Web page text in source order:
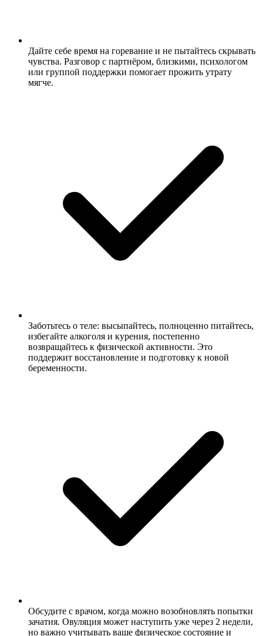
Дайте себе время на горевание и не пытайтесь скрывать
чувства. Разговор с партнёром, близкими, психологом
или группой поддержки помогает прожить утрату
мягче.
Заботьтесь о теле: высыпайтесь, полноценно питайтесь,
избегайте алкоголя и курения, постепенно
возвращайтесь к физической активности. Это
поддержит восстановление и подготовку к новой
беременности.
Обсудите с врачом, когда можно возобновлять попытки
зачатия. Овуляция может наступить уже через 2 недели,
но важно учитывать ваше физическое состояние и